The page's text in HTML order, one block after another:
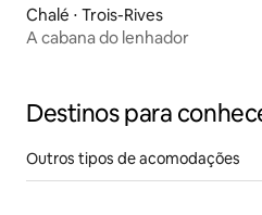
Chalé ⋅ Trois-Rives
A cabana do lenhador
Destinos para
Outros tipos de acomodações